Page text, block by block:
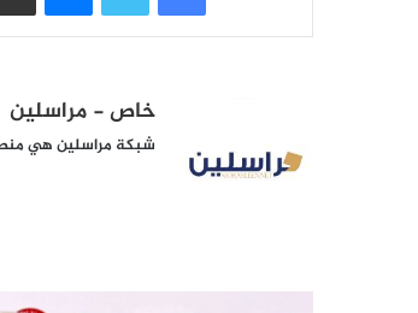
خاص - مراسلين
شبكة مراسلين هي منصة